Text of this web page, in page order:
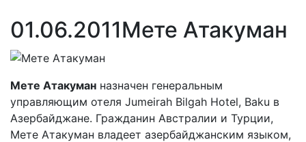
01.06.2011Мете Атакуман
Мете Атакуман назначен генеральным
управляющим отеля Jumeirah Bilgah Hotel, Baku в
Азербайджане. Гражданин Австралии и Турции,
Мете Атакуман владеет азербайджанским языком,